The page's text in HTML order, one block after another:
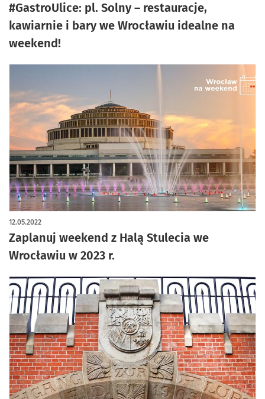
#GastroUlice: pl. Solny – restauracje,
kawiarnie i bary we Wrocławiu idealne na
weekend!
Zaplanuj weekend z Halą Stulecia we
Wrocławiu w 2023 r.
12.05.2022